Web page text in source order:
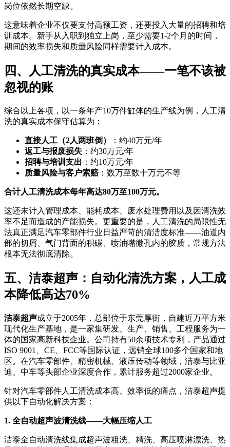
岗位依然长期空缺。
这意味着企业不仅要支付高额工资，还要投入大量的招聘和培
训成本。新手从入职到独立上岗，至少需要1-2个月的时间，
期间的效率损失和质量风险同样需要计入成本。
四、人工清洗的真实成本——一笔不该被
忽视的账
综合以上各项，以一条年产10万件缸体的生产线为例，人工清
洗的真实成本保守估算为：
直接人工（2人两班倒）
：约40万元/年
返工与报废损失 ：约30万元/年
招聘与培训支出 ：约10万元/年
质量风险与客户索赔：数万至数十万元不等
合计人工清洗成本每年高达80万至100万元。
这还未计入管理成本、能耗成本、废水处理费用以及因清洗效
率不足而造成的产能损失。更重要的是，人工清洗的局限性无
法真正满足汽车零部件行业日益严苛的清洁度标准——油道内
部的切屑、气门背面的积碳、喷油嘴微孔内的胶质，常规方法
根本无法彻底清除。
五、洁泰超声：自动化清洗方案，人工成
本降低高达70%
洁泰超声成立于2005年，总部位于东莞厚街，自建近万平方米
现代化生产基地，是一家集研发、生产、销售、工程服务为一
体的国家高新科技企业。公司持有50余项技术专利，产品通过
ISO 9001、CE、FCC等国际认证，远销全球100多个国家和地
区。在汽车零部件、精密机械、液压传动等领域，洁泰与比亚
迪、中车等头部企业深度合作，累计服务超过2000家企业。
针对汽车零部件人工清洗成本高、效率低的痛点，洁泰超声提
供以下自动化解决方案：
1. 全自动超声波清洗线——大幅压缩人工
洁泰全自动清洗线集成超声波粗洗、精洗、高压喷淋漂洗、热